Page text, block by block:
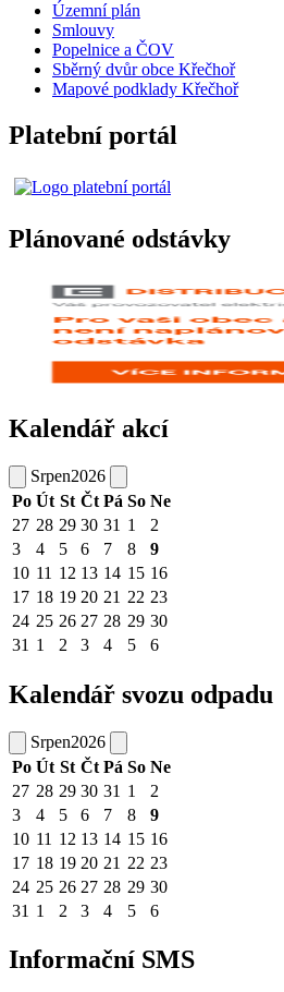
Územní plán
Smlouvy
Popelnice a ČOV
Sběrný dvůr obce Křečhoř
Mapové podklady Křečhoř
Platební portál
Plánované odstávky
Kalendář akcí
Srpen2026
Po Út St Čt Pá So Ne
27 28 29 30 31 1
2
3
4 5 6 7 8
9
10 11 12 13 14 15 16
17 18 19 20 21 22 23
24 25 26 27 28 29 30
31 1 2 3 4 5 6
Kalendář svozu odpadu
Srpen2026
Po Út St Čt Pá So Ne
27 28 29 30 31 1
2
3
4 5 6 7 8
9
10 11 12 13 14 15 16
17 18 19 20 21 22 23
24 25 26 27 28 29 30
31 1 2 3 4 5 6
Informační SMS